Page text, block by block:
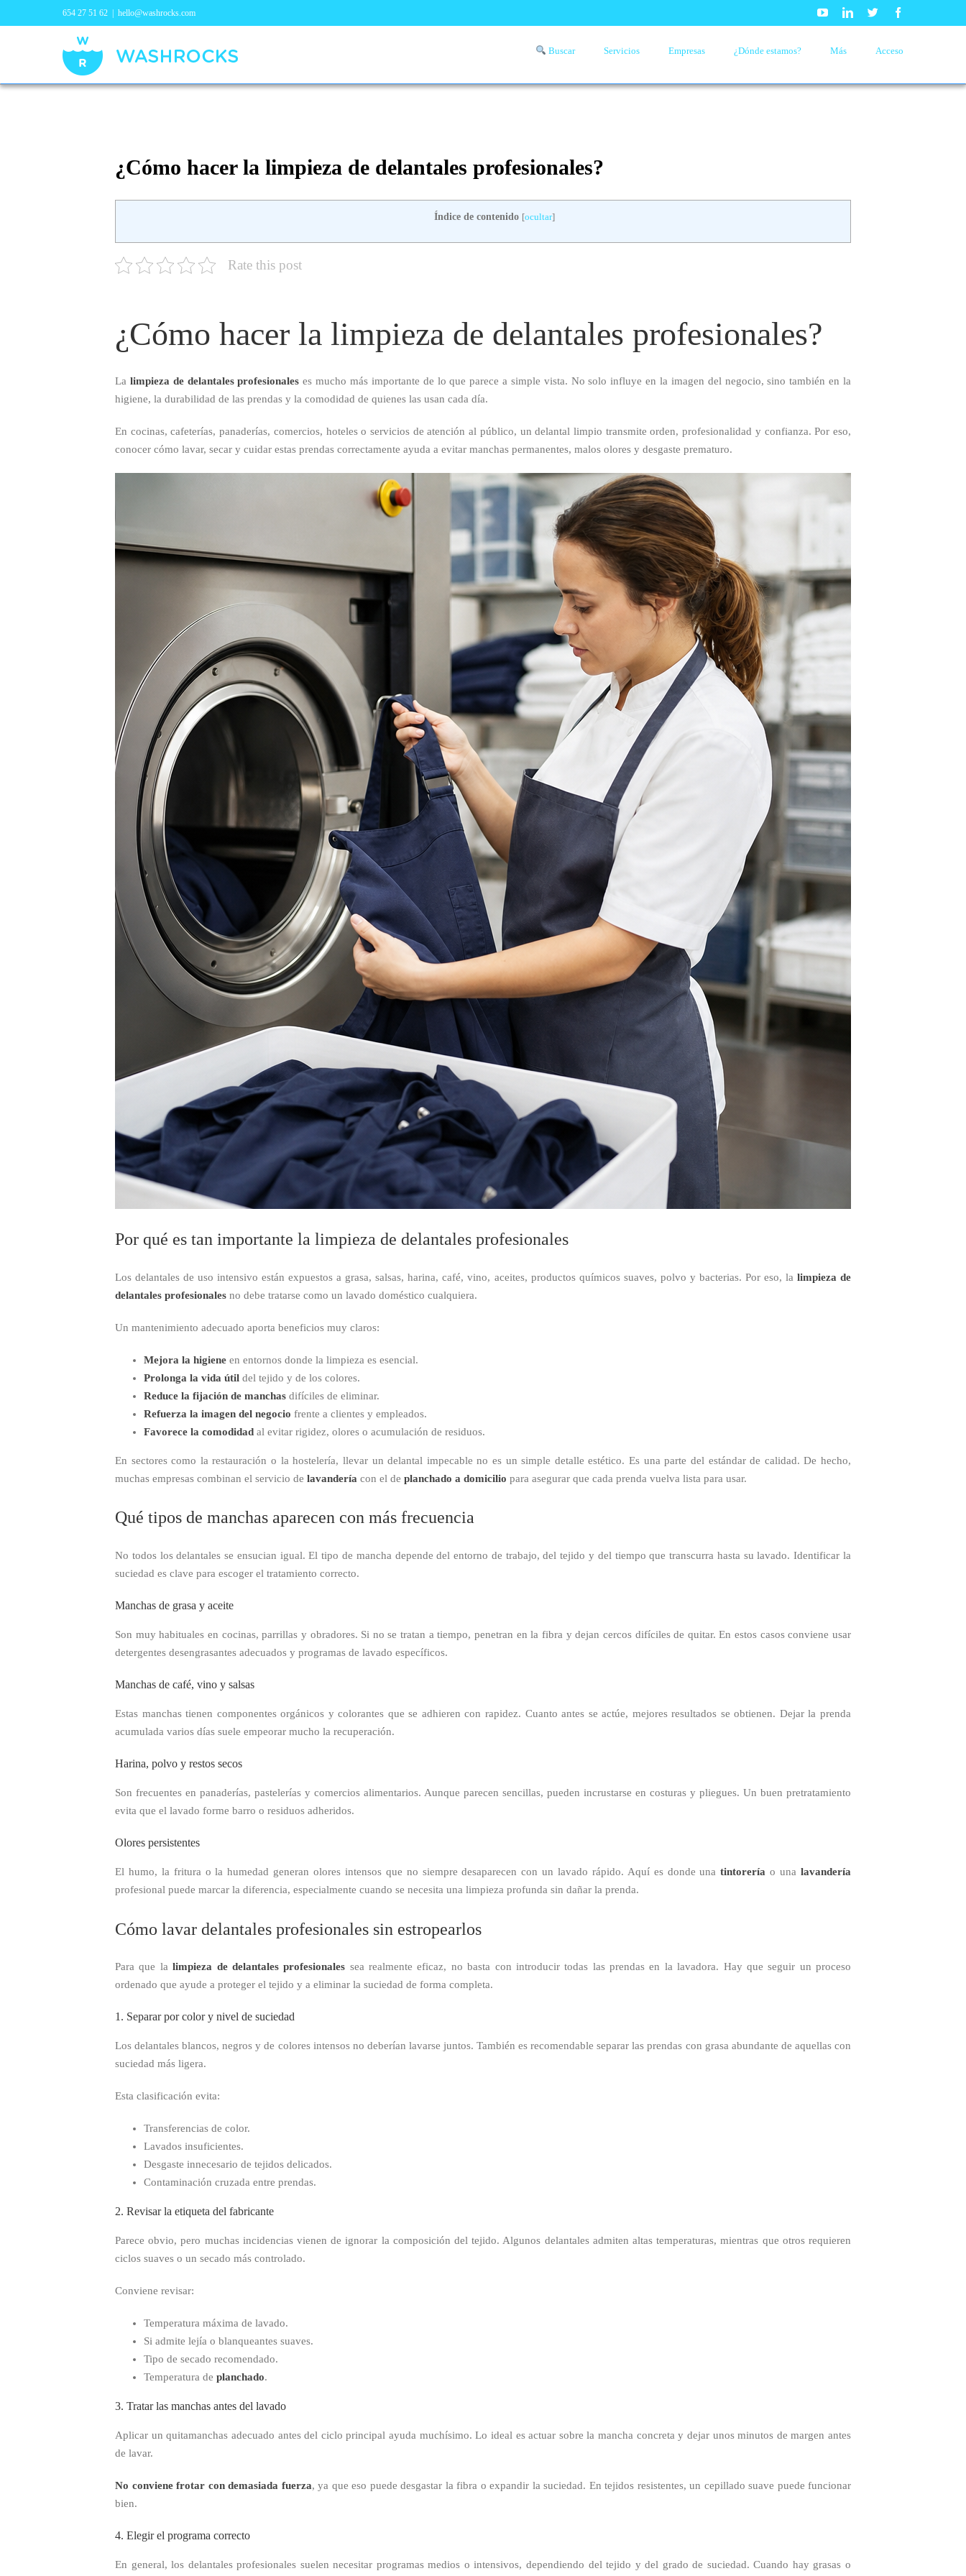
654 27 51 62 | hello@washrocks.com YoutubeLinkedinTwitter
Buscar Servicios Empresas ¿Dónde estamos? Más Acceso
¿Cómo hacer la limpieza de delantales profesionales?
Índice de contenido [ocultar]
Rate this post
¿Cómo hacer la limpieza de delantales profesionales?
La limpieza de delantales profesionales es mucho más importante de lo que parece a simple vista. No solo influye en la imagen del negocio, sino también en la
higiene, la durabilidad de las prendas y la comodidad de quienes las usan cada día.
En cocinas, cafeterías, panaderías, comercios, hoteles o servicios de atención al público, un delantal limpio transmite orden, profesionalidad y confianza. Por eso,
conocer cómo lavar, secar y cuidar estas prendas correctamente ayuda a evitar manchas permanentes, malos olores y desgaste prematuro.
Por qué es tan importante la limpieza de delantales profesionales
Los delantales de uso intensivo están expuestos a grasa, salsas, harina, café, vino, aceites, productos químicos suaves, polvo y bacterias. Por eso, la limpieza de
delantales profesionales no debe tratarse como un lavado doméstico cualquiera.
Un mantenimiento adecuado aporta beneficios muy claros:
Mejora la higiene en entornos donde la limpieza es esencial.
Prolonga la vida útil del tejido y de los colores.
Reduce la fijación de manchas difíciles de eliminar.
Refuerza la imagen del negocio frente a clientes y empleados.
Favorece la comodidad al evitar rigidez, olores o acumulación de residuos.
En sectores como la restauración o la hostelería, llevar un delantal impecable no es un simple detalle estético. Es una parte del estándar de calidad. De hecho,
muchas empresas combinan el servicio de lavandería con el de planchado a domicilio para asegurar que cada prenda vuelva lista para usar.
Qué tipos de manchas aparecen con más frecuencia
No todos los delantales se ensucian igual. El tipo de mancha depende del entorno de trabajo, del tejido y del tiempo que transcurra hasta su lavado. Identificar la
suciedad es clave para escoger el tratamiento correcto.
Manchas de grasa y aceite
Son muy habituales en cocinas, parrillas y obradores. Si no se tratan a tiempo, penetran en la fibra y dejan cercos difíciles de quitar. En estos casos conviene usar
detergentes desengrasantes adecuados y programas de lavado específicos.
Manchas de café, vino y salsas
Estas manchas tienen componentes orgánicos y colorantes que se adhieren con rapidez. Cuanto antes se actúe, mejores resultados se obtienen. Dejar la prenda
acumulada varios días suele empeorar mucho la recuperación.
Harina, polvo y restos secos
Son frecuentes en panaderías, pastelerías y comercios alimentarios. Aunque parecen sencillas, pueden incrustarse en costuras y pliegues. Un buen pretratamiento
evita que el lavado forme barro o residuos adheridos.
Olores persistentes
El humo, la fritura o la humedad generan olores intensos que no siempre desaparecen con un lavado rápido. Aquí es donde unatintorería o unalavandería
profesional puede marcar la diferencia, especialmente cuando se necesita una limpieza profunda sin dañar la prenda.
Cómo lavar delantales profesionales sin estropearlos
Para que lalimpieza de delantales profesionales sea realmente eficaz, no basta con introducir todas las prendas en la lavadora. Hay que seguir un proceso
ordenado que ayude a proteger el tejido y a eliminar la suciedad de forma completa.
1. Separar por color y nivel de suciedad
Los delantales blancos, negros y de colores intensos no deberían lavarse juntos. También es recomendable separar las prendas con grasa abundante de aquellas con
suciedad más ligera.
Esta clasificación evita:
Transferencias de color.
Lavados insuficientes.
Desgaste innecesario de tejidos delicados.
Contaminación cruzada entre prendas.
2. Revisar la etiqueta del fabricante
Parece obvio, pero muchas incidencias vienen de ignorar la composición del tejido. Algunos delantales admiten altas temperaturas, mientras que otros requieren
ciclos suaves o un secado más controlado.
Conviene revisar:
Temperatura máxima de lavado.
Si admite lejía o blanqueantes suaves.
Tipo de secado recomendado.
Temperatura de planchado.
3. Tratar las manchas antes del lavado
Aplicar un quitamanchas adecuado antes del ciclo principal ayuda muchísimo. Lo ideal es actuar sobre la mancha concreta y dejar unos minutos de margen antes
de lavar.
No conviene frotar con demasiada fuerza, ya que eso puede desgastar la fibra o expandir la suciedad. En tejidos resistentes, un cepillado suave puede funcionar
bien.
4. Elegir el programa correcto
En general, los delantales profesionales suelen necesitar programas medios o intensivos, dependiendo del tejido y del grado de suciedad. Cuando hay grasas o